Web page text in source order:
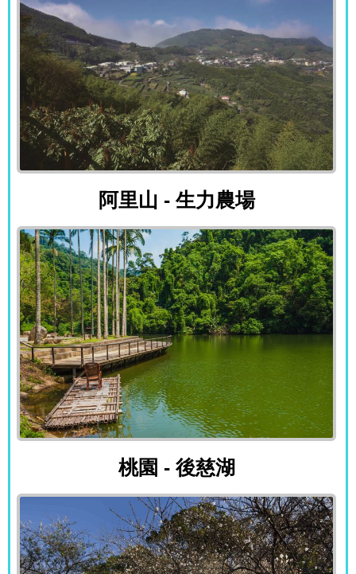
阿里山 - 生力農場
阿里山 - 生力農場
桃園 - 後慈湖
桃園 - 後慈湖